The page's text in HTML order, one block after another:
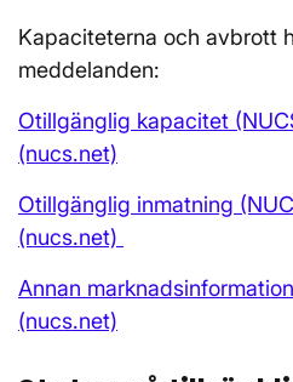
Kapaciteterna och avbrott
meddelanden:
Otillgänglig kapacitet
(nucs.net)
Otillgänglig inmatning
(nucs.net)
Annan
(nucs.net)